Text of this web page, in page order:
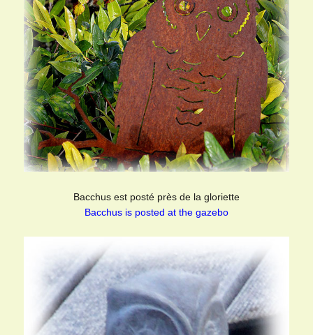
Bacchus est posté près de la gloriette
Bacchus is posted at the gazebo